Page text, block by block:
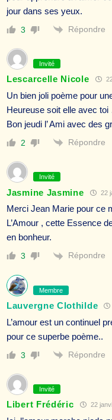
jour dans ses yeux.
3 Répondre
Invité
Lescarcelle Nicole
Un bien joli poème pour
Heureuse soit elle avec
Bon jeudi l’ Ami avec des
2 Répondre
Invité
Jasmine Jasmine 22
Merci Jean Marie pour ce
L’Amour , cette Essence
en bonheur.
3 Répondre
Membre
Lauvergne Clothilde
L’amour est un continuel
pour ce superbe poème..
3 Répondre
Invité
Libert Frédéric 22